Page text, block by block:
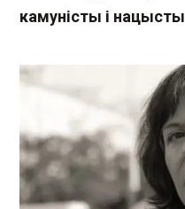
камуністы і нацысты